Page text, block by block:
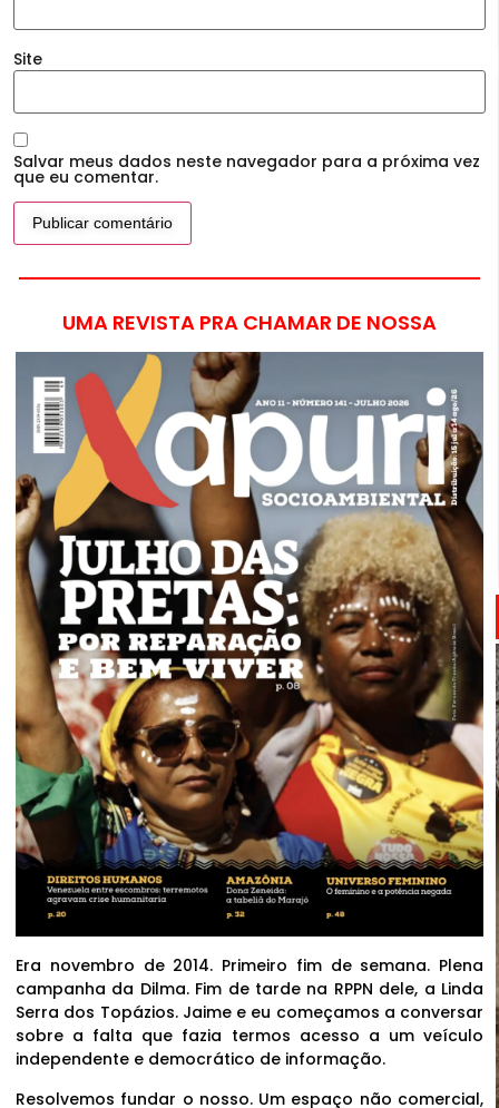
Site
Salvar meus dados neste navegador para a próxima vez
que eu comentar.
UMA REVISTA PRA CHAMAR DE NOSSA
Era novembro de 2014. Primeiro fim de semana. Plena
campanha da Dilma. Fim de tarde na RPPN dele, a Linda
Serra dos Topázios. Jaime e eu começamos a conversar
sobre a falta que fazia termos acesso a um veículo
independente e democrático de informação.
Resolvemos fundar o nosso. Um espaço não comercial,